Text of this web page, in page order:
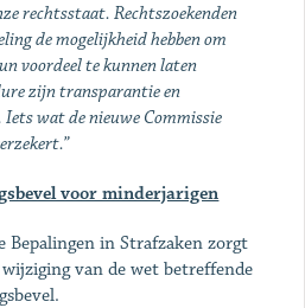
rechtsstaat. Rechtszoekenden
de mogelijkheid hebben om
voordeel te kunnen laten
zijn transparantie en
wat de nieuwe Commissie
voor minderjarigen
in Strafzaken zorgt
van de wet betreffende